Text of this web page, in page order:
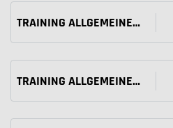
TRAINING ALLGEMEINER UND GOLFSPEZIFISCHER BEWEGLICHKEIT, KRAFT UND SCHNELLKRAFT
TRAINING ALLGEMEINER UND GOLFSPEZIFISCHER BEWEGLICHKEIT, KRAFT UND SCHNELLKRAFT